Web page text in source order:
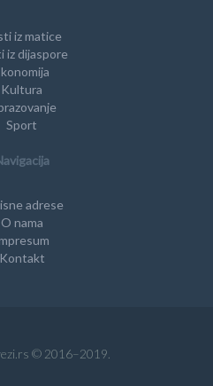
iz matice
iz dijaspore
Kultura
Sport
adrese
O nama
Kontakt
© 2016–2019.